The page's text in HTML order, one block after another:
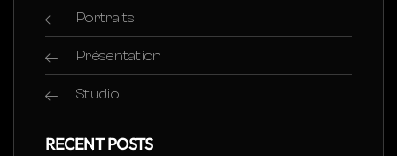
Portraits
Présentation
Studio
RECENT POSTS